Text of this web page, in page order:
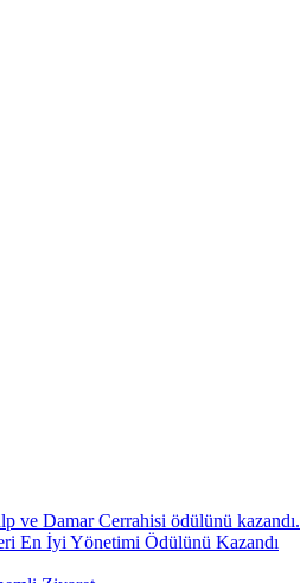
ve Damar Cerrahisi ödülünü kazandı.
En İyi Yönetimi Ödülünü Kazandı